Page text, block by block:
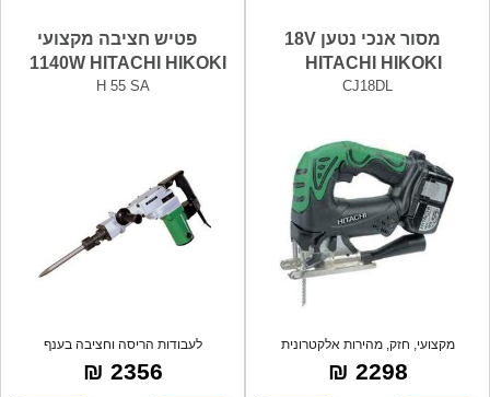
מסור אנכי נטען 18V
HITACHI HIKOKI
CJ18DL
מקצועי, חזק, מהירות אלקטרונית
משתנה, סול
2298 ₪
פטיש חציבה מקצועי
1140W HITACHI HIKOKI
H 55 SA
לעבודות הריסה וחציבה בענף
הבנין,מערכת בו
2356 ₪